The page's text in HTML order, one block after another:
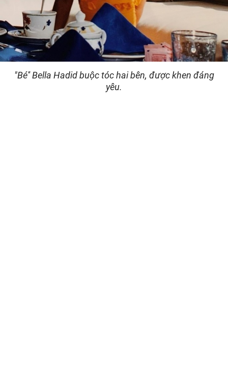
"Bé'' Bella Hadid buộc tóc hai bên, được khen đáng
yêu.